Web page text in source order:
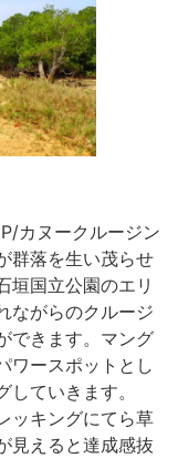
カヌークルージン
群落を生い茂らせ
垣国立公園のエリ
ながらのクルージ
できます。マング
ワースポットとし
ていきます。
ッキングにてら草
見えると達成感抜